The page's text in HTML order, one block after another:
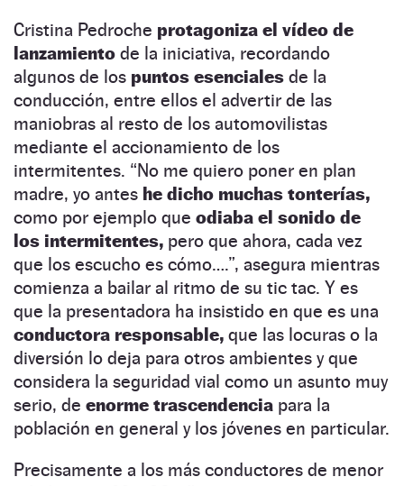
Cristina Pedroche protagoniza el vídeo de
lanzamiento de la iniciativa, recordando
algunos de los puntos esenciales de la
conducción, entre ellos el advertir de las
maniobras al resto de los automovilistas
mediante el accionamiento de los
intermitentes. “No me quiero poner en plan
madre, yo antes he dicho muchas tonterías,
como por ejemplo que odiaba el sonido de
los intermitentes, pero que ahora, cada vez
que los escucho es cómo….”, asegura mientras
comienza a bailar al ritmo de su tic tac. Y es
que la presentadora ha insistido en que es una
conductora responsable, que las locuras o la
diversión lo deja para otros ambientes y que
considera la seguridad vial como un asunto muy
serio, de enorme trascendencia para la
población en general y los jóvenes en particular.
Precisamente a los más conductores de menor